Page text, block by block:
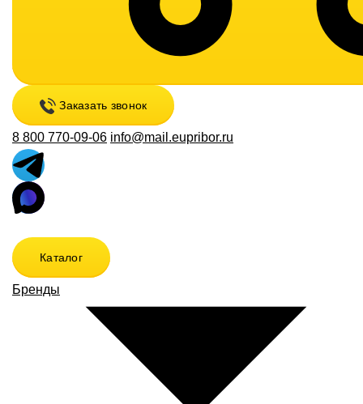
Заказать звонок
8 800 770-09-06 info@mail.eupribor.ru
Каталог
Бренды